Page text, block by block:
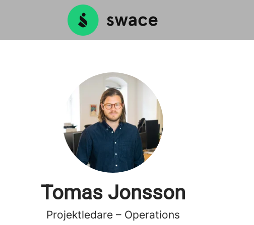
Tomas Jonsson
Projektledare – Operations